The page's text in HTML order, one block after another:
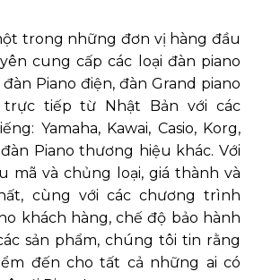
trong những đơn vị hàng đầu
cung cấp các loại đàn piano
Piano điện, đàn Grand piano
tiếp từ Nhật Bản với các
Yamaha, Kawai, Casio, Korg,
Piano thương hiệu khác. Với
mã và chủng loại, giá thành và
cùng với các chương trình
khách hàng, chế độ bảo hành
sản phẩm, chúng tôi tin rằng
đến cho tất cả những ai có